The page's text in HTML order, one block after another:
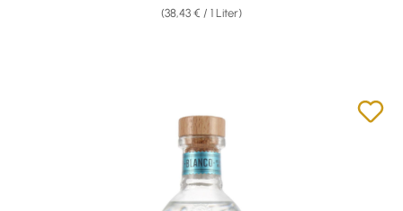
(38,43 € / 1 Liter)